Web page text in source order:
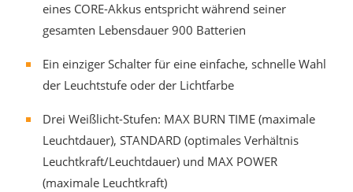
eines CORE-Akkus entspricht während seiner
gesamten Lebensdauer 900 Batterien
Ein einziger Schalter für eine einfache, schnelle Wahl
der Leuchtstufe oder der Lichtfarbe
Drei Weißlicht-Stufen: MAX BURN TIME (maximale
Leuchtdauer), STANDARD (optimales Verhältnis
Leuchtkraft/Leuchtdauer) und MAX POWER
(maximale Leuchtkraft)